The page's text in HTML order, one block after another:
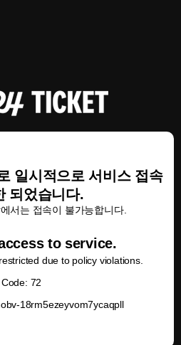
일시적으로 서비스 접속
되었습니다.
서는 접속이 불가능합니다.
to service.
due to policy violations.
Code: 72
18rm5ezeyvom7ycaqpll